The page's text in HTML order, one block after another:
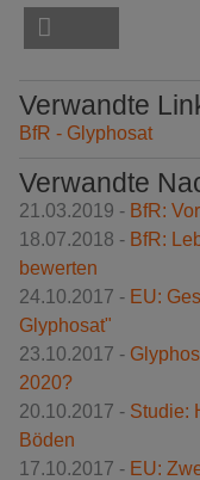
Verwandte
BfR - Glyphosat
Verwandte
21.03.2019 - BfR:
18.07.2018 - BfR:
bewerten
24.10.2017 - EU:
Glyphosat"
23.10.2017 -
2020?
20.10.2017 - Studie:
Böden
17.10.2017 - EU: